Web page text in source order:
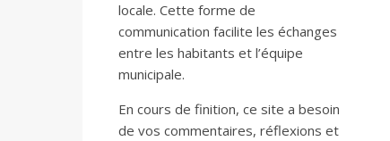
locale. Cette forme de
communication facilite les échanges
entre les habitants et l’équipe
municipale.
En cours de finition, ce site a besoin
de vos commentaires, réflexions et